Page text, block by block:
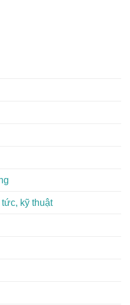
kỹ thuật